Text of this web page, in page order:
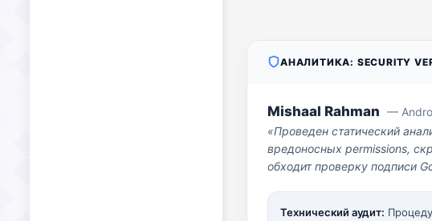
АНАЛИТИКА: SECURITY
Mishaal Rahman —
«Проведен статический
вредоносных permissions,
обходит проверку подписи
Технический аудит: